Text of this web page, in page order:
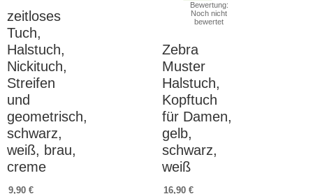
zeitloses
Tuch,
Halstuch,
Nickituch,
Streifen
und
geometrisch,
schwarz,
weiß, brau,
creme
9,90 €
Bewertung:
Noch nicht
bewertet
Zebra
Muster
Halstuch,
Kopftuch
für Damen,
gelb,
schwarz,
weiß
16,90 €